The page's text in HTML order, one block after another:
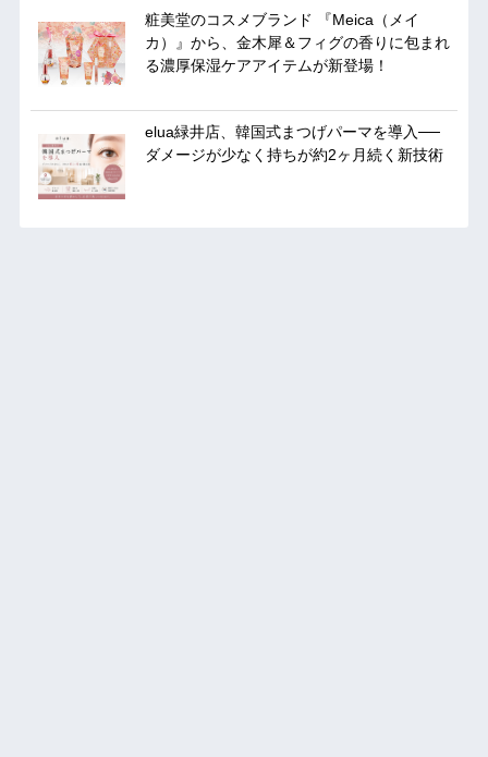
粧美堂のコスメブランド 『Meica（メイ
カ）』から、金木犀＆フィグの香りに包まれ
る濃厚保湿ケアアイテムが新登場！
elua緑井店、韓国式まつげパーマを導入──
ダメージが少なく持ちが約2ヶ月続く新技術